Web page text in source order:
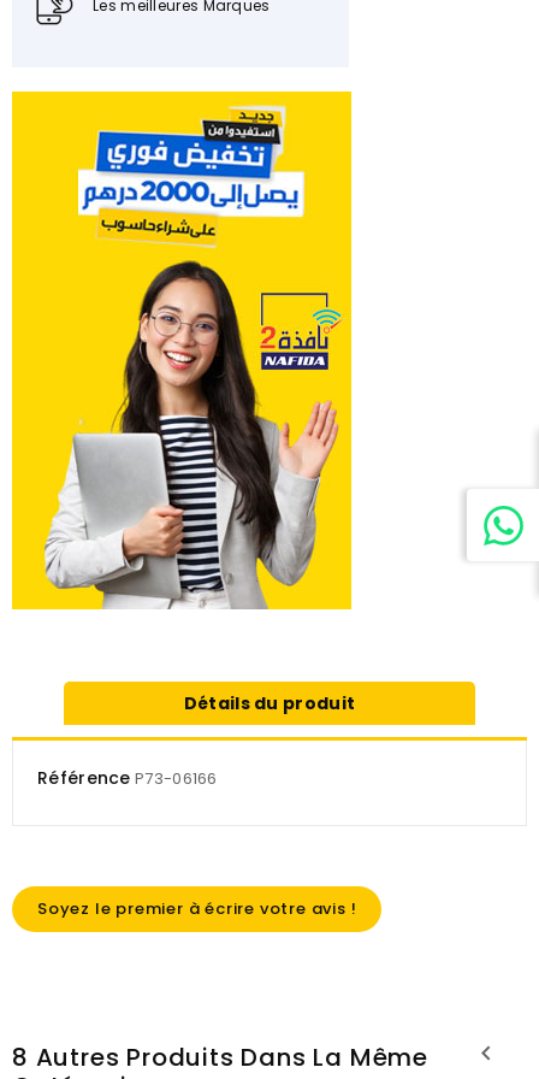
Les meilleures Marques
Détails du produit
Référence P73-06166
Soyez le premier à écrire votre avis !
8 Autres Produits Dans La Même